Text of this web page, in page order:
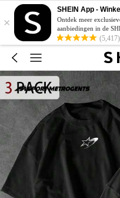
×
SHEIN App -
Ontdek meer
aanbiedingen in de
(5,417)